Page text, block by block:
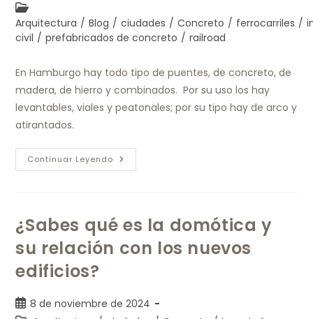
Arquitectura / Blog / ciudades / Concreto / ferrocarriles /
civil / prefabricados de concreto / railroad
En Hamburgo hay todo tipo de puentes, de concreto, de
madera, de hierro y combinados. Por su uso los hay
levantables, viales y peatonales; por su tipo hay de arco y
atirantados.
Continuar Leyendo
¿Sabes qué es la domótica y
su relación con los nuevos
edificios?
8 de noviembre de 2024